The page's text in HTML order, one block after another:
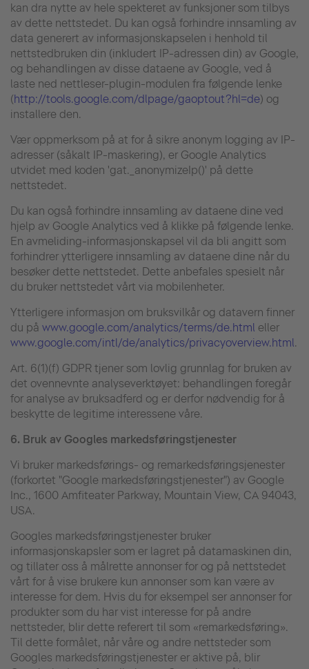
kan dra nytte av hele spekteret av funksjoner som tilbys
av dette nettstedet. Du kan også forhindre innsamling av
data generert av informasjonskapselen i henhold til
nettstedbruken din (inkludert IP-adressen din) av Google,
og behandlingen av disse dataene av Google, ved å
laste ned nettleser-plugin-modulen fra følgende lenke
(http://tools.google.com/dlpage/gaoptout?hl=de) og
installere den.
Vær oppmerksom på at for å sikre anonym logging av IP-
adresser (såkalt IP-maskering), er Google Analytics
utvidet med koden 'gat._anonymizeIp()' på dette
nettstedet.
Du kan også forhindre innsamling av dataene dine ved
hjelp av Google Analytics ved å klikke på følgende lenke.
En avmeliding-informasjonskapsel vil da bli angitt som
forhindrer ytterligere innsamling av dataene dine når du
besøker dette nettstedet. Dette anbefales spesielt når
du bruker nettstedet vårt via mobilenheter.
Ytterligere informasjon om bruksvilkår og datavern finner
du på www.google.com/analytics/terms/de.html eller
www.google.com/intl/de/analytics/privacyoverview.html.
Art. 6(1)(f) GDPR tjener som lovlig grunnlag for bruken av
det ovennevnte analyseverktøyet: behandlingen foregår
for analyse av bruksadferd og er derfor nødvendig for å
beskytte de legitime interessene våre.
6. Bruk av Googles markedsføringstjenester
Vi bruker markedsførings- og remarkedsføringsjenester
(forkortet "Google markedsføringstjenester") av Google
Inc., 1600 Amfiteater Parkway, Mountain View, CA 94043,
USA.
Googles markedsføringstjenester bruker
informasjonskapsler som er lagret på datamaskinen din,
og tillater oss å målrette annonser for og på nettstedet
vårt for å vise brukere kun annonser som kan være av
interesse for dem. Hvis du for eksempel ser annonser for
produkter som du har vist interesse for på andre
nettsteder, blir dette referert til som «remarkedsføring».
Til dette formålet, når våre og andre nettsteder som
Googles markedsføringstjenester er aktive på, blir